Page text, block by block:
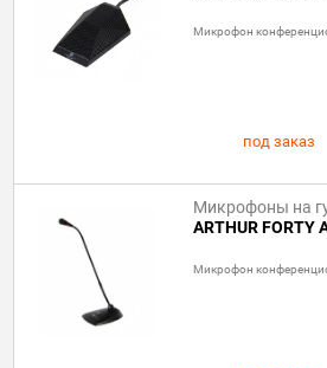
Микрофон
под заказ
Микрофоны на
ARTHUR FORTY
Микрофон